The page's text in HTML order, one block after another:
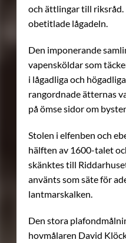
och ättlingar till riksråd.
obetitlade lågadeln.
Den imponerande
vapensköldar som
i lågadliga och
rangordnade ätternas
på ömse sidor om
Stolen i elfenben och
hälften av 1600-talet
skänktes till
använts som säte för
lantmarskalken.
Den stora
hovmålaren David